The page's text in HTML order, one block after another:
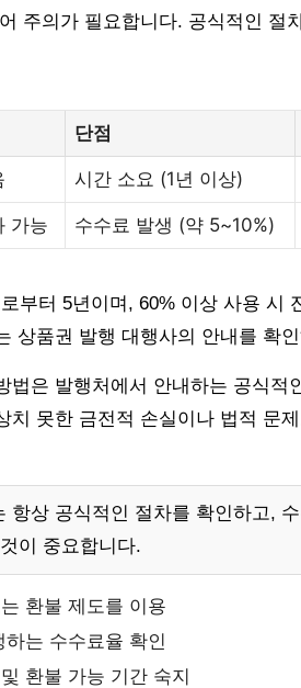
주의가 필요합니다. 공식적인 절
단점
시간 소요 (1년 이상)
가능 수수료 발생 (약 5~10%)
부터 5년이며, 60% 이상 사용 시
상품권 발행 대행사의 안내를 확
법은 발행처에서 안내하는 공식적
치 못한 금전적 손실이나 법적 문
항상 공식적인 절차를 확인하고,
이 중요합니다.
환불 제도를 이용
는 수수료율 확인
환불 가능 기간 숙지